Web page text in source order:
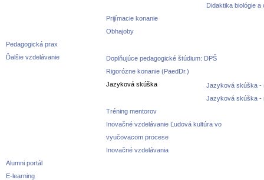
Didaktika biológie a
Prijímacie konanie
Obhajoby
Pedagogická prax
Ďalšie vzdelávanie
Doplňujúce pedagogické štúdium: DPŠ
Rigorózne konanie (PaedDr.)
Jazyková skúška
Jazyková skúška -
Jazyková skúška -
Tréning mentorov
Inovačné vzdelávanie Ľudová kultúra vo
vyučovacom procese
Inovačné vzdelávania
Alumni portál
E-learning